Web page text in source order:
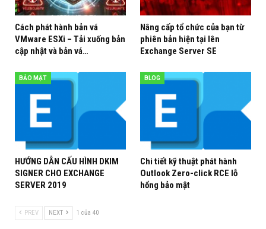
Cách phát hành bản vá
VMware ESXi – Tải xuống bản
cập nhật và bản vá…
Nâng cấp tổ chức của bạn từ
phiên bản hiện tại lên
Exchange Server SE
BẢO MẬT
HƯỚNG DẪN CẤU HÌNH DKIM
SIGNER CHO EXCHANGE
SERVER 2019
BLOG
Chi tiết kỹ thuật phát hành
Outlook Zero-click RCE lỗ
hổng bảo mật
PREV NEXT 1 của 40